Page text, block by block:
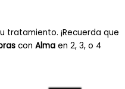
tratamiento. ¡Recuerda que
con Alma en 2, 3, o 4